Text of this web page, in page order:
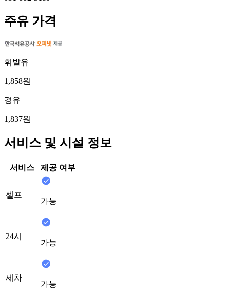
주유 가격
휘발유
1,858원
경유
1,837원
서비스 및 시설 정보
서비스 제공 여부
셀프
가능
24시
가능
세차
가능